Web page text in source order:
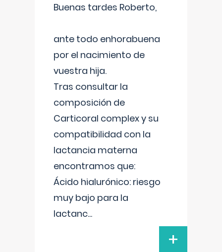
Buenas tardes Roberto,
ante todo enhorabuena
por el nacimiento de
vuestra hija.
Tras consultar la
composición de
Carticoral complex y su
compatibilidad con la
lactancia materna
encontramos que:
Ácido hialurónico: riesgo
muy bajo para la
lactanc...
+